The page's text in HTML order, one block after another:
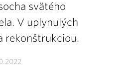
svätého
V uplynulých
rekonštrukciou.